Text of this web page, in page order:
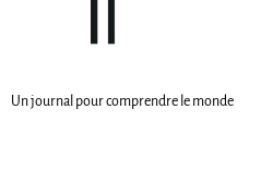
Un journal pour comprendre le monde